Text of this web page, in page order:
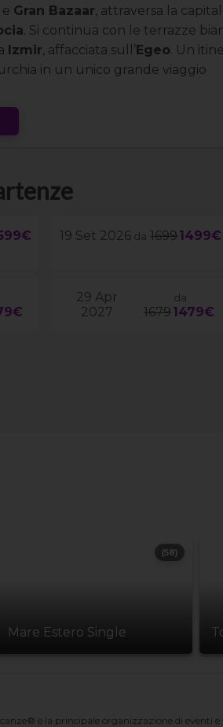
e Gran Bazaar , attraversa la
. Si continua con le terrazze
Izmir , affacciata sull’Egeo . Un
in un unico grande viaggio
19 Set 2026 da 16991499€
29 Apr
2027
da
16791479€
Mare Estero Single
(58)
è la principale organizzazione di eventi